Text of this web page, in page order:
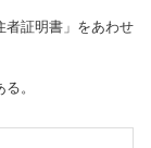
証明書」をあわせ
。